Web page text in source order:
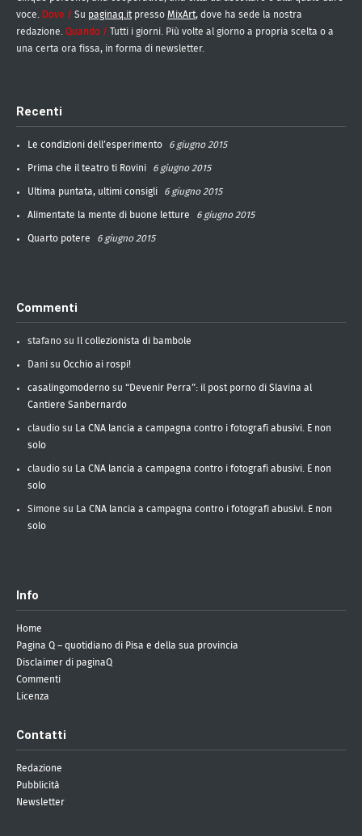
voce.
Dove / Su paginaq.it presso MixArt, dove ha sede la nostra
redazione. Quando / Tutti i giorni. Più volte al giorno a propria scelta o a
una certa ora fissa, in forma di newsletter.
Recenti
Le condizioni dell’esperimento 6 giugno 2015
Prima che il teatro ti Rovini 6 giugno 2015
Ultima puntata, ultimi consigli 6 giugno 2015
Alimentate la mente di buone letture 6 giugno 2015
Quarto potere 6 giugno 2015
Commenti
stafano su Il collezionista di bambole
Dani su Occhio ai rospi!
casalingomoderno su “Devenir Perra”: il post porno di Slavina al
Cantiere Sanbernardo
claudio su
La CNA lancia a campagna contro i fotografi abusivi. E non
solo
claudio su
La CNA lancia a campagna contro i fotografi abusivi. E non
solo
Simone su
La CNA lancia a campagna contro i fotografi abusivi. E non
solo
Info
Home
Pagina Q – quotidiano di Pisa e della sua provincia
Disclaimer di paginaQ
Commenti
Licenza
Contatti
Redazione
Pubblicità
Newsletter